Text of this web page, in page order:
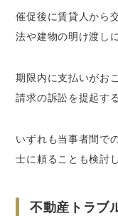
催促後に賃貸人から
法や建物の明け渡し
期限内に支払いがお
請求の訴訟を提起す
いずれも当事者間で
士に頼ることも検討
不動産トラブ